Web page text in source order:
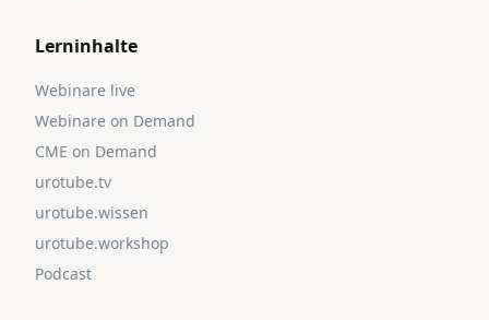
Lerninhalte
Webinare live
Webinare on Demand
CME on Demand
urotube.tv
urotube.wissen
urotube.workshop
Podcast